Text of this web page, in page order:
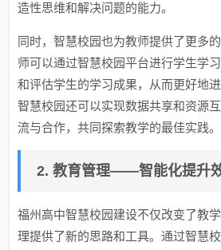
造性思维和解决问题的能力。
同时，智慧校园也为教师提供了更多
师可以通过智慧校园平台进行学生学
和评估学生的学习成果，从而更好地
智慧校园还可以实现数据共享和资源
流与合作，共同探索教学的最佳实践。
2. 教育管理——智能化提升
福州高中智慧校园建设不仅改变了教
理提供了新的思路和工具。通过智慧